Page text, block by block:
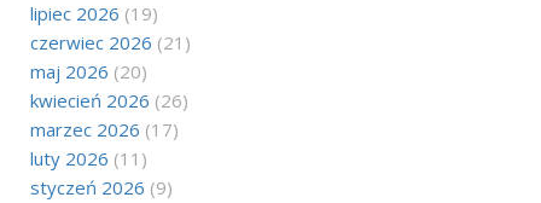
lipiec 2026 (19)
czerwiec 2026 (21)
maj 2026 (20)
kwiecień 2026 (26)
marzec 2026 (17)
luty 2026 (11)
styczeń 2026 (9)